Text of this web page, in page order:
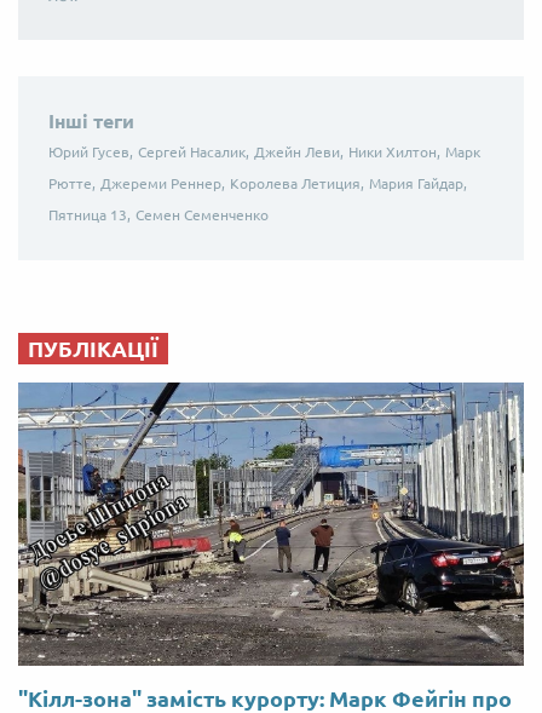
Інші теги
Юрий Гусев, Сергей Насалик, Джейн Леви, Ники Хилтон, Марк
Рютте, Джереми Реннер, Королева Летиция, Мария Гайдар,
Пятница 13, Семен Семенченко
ПУБЛІКАЦІЇ
"Кілл-зона" замість курорту: Марк Фейгін про